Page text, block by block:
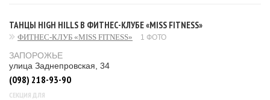
ТАНЦЫ HIGH HILLS В ФИТНЕС-КЛУБЕ «MISS FITNESS»
ФИТНЕС-КЛУБ «MISS FITNESS» 1 ФОТО
ЗАПОРОЖЬЕ
улица Заднепровская, 34
(098) 218-93-90
СЕКЦИЯ ДЛЯ